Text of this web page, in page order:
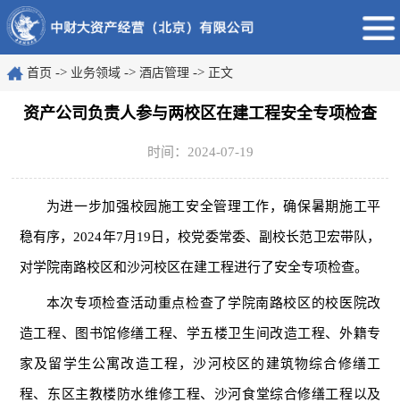
首页 -> 业务领域 -> 酒店管理 -> 正文
资产公司负责人参与两校区在建工程安全专项检查
时间：2024-07-19
为进一步加强校园施工安全管理工作，确保暑期施工平
稳有序，2024年7月19日，校党委常委、副校长范卫宏带队，
对学院南路校区和沙河校区在建工程进行了安全专项检查。
本次专项检查活动重点检查了学院南路校区的校医院改
造工程、图书馆修缮工程、学五楼卫生间改造工程、外籍专
家及留学生公寓改造工程，沙河校区的建筑物综合修缮工
程、东区主教楼防水维修工程、沙河食堂综合修缮工程以及